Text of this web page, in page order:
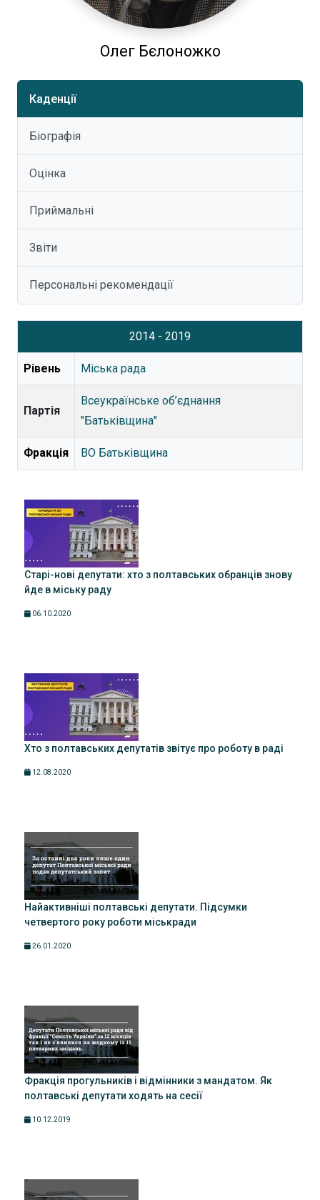
Олег Бєлоножко
Каденції
Біографія
Оцінка
Приймальні
Звіти
Персональні рекомендації
2014 - 2019
Рівень Міська рада
Партія
Всеукраїнське об’єднання
"Батьківщина"
Фракція ВО Батьківщина
Старі-нові депутати: хто з полтавських обранців знову
йде в міську раду
06.10.2020
Хто з полтавських депутатів звітує про роботу в раді
12.08.2020
Найактивніші полтавські депутати. Підсумки
четвертого року роботи міськради
26.01.2020
Фракція прогульників і відмінники з мандатом. Як
полтавські депутати ходять на сесії
10.12.2019